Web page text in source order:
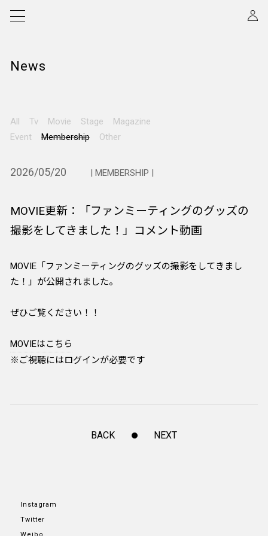
News
All Tv Movie Stage
Magazine
Event
Membership Other
2026/05/20 | MEMBERSHIP |
MOVIE更新：「ファンミーティングのグッズの
撮影をしてきました！」コメント動画
MOVIE「ファンミーティングのグッズの撮影をしてきまし
た！」が公開されました。
ぜひご覧ください！！
MOVIEはこちら
※ご視聴にはログインが必要です
BACK NEXT
Instagram
Twitter